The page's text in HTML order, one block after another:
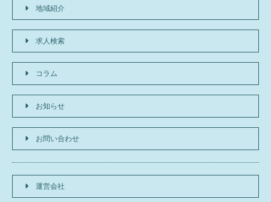
地域紹介
求人検索
コラム
お知らせ
お問い合わせ
運営会社